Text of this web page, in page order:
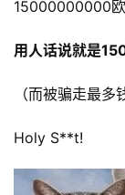
15000000000欧
用人话说就是
（而被骗走最多
Holy S**t!